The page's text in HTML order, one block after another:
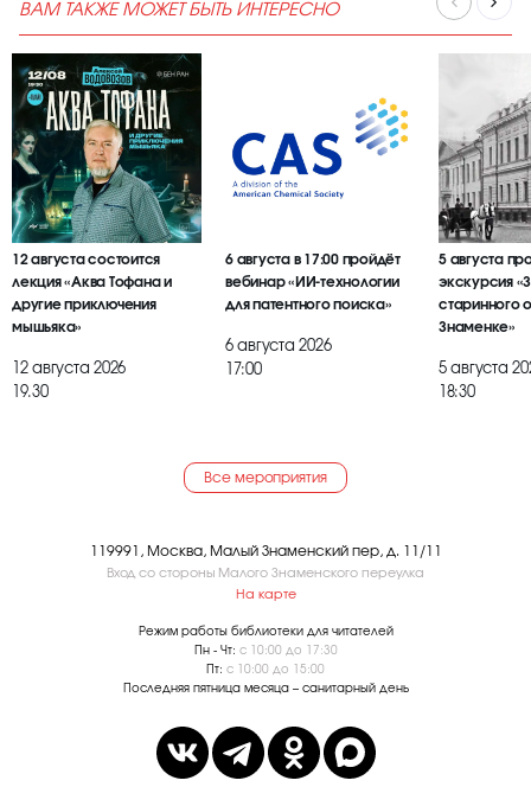
ВАМ ТАКЖЕ МОЖЕТ БЫТЬ ИНТЕРЕСНО
12 августа состоится
лекция «Аква Тофана и
другие приключения
мышьяка»
12 августа 2026
19.30
6 августа в 17:00 пройдёт
вебинар «ИИ-технологии
для патентного поиска»
6 августа 2026
17:00
5 августа
экскурсия
старинного
Знаменке»
5 августа
18:30
Все мероприятия
119991, Москва, Малый Знаменский пер, д. 11/11
Вход со стороны Малого Знаменского переулка
На карте
Режим работы библиотеки для читателей
Пн - Чт: с 10:00 до 17:30
Пт: с 10:00 до 15:00
Последняя пятница месяца – санитарный день